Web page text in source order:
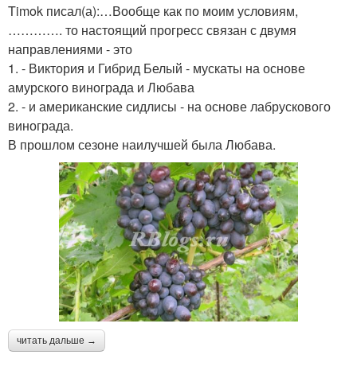
Timok писал(а):…Вообще как по моим условиям,
…………. то настоящий прогресс связан с двумя
направлениями - это
1. - Виктория и Гибрид Белый - мускаты на основе
амурского винограда и Любава
2. - и американские сидлисы - на основе лабрускового
винограда.
В прошлом сезоне наилучшей была Любава.
читать дальше →